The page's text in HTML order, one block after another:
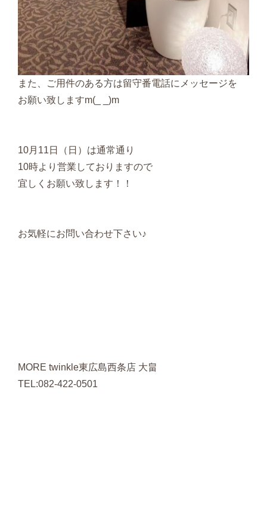
また、ご用件のある方は留守番電話にメッセージを
お願い致しますm(_ _)m
10月11日（日）は通常通り
10時より営業しておりますので
宜しくお願い致します！！
お気軽にお問い合わせ下さい♪
MORE twinkle東広島西条店 大畠
TEL:082-422-0501